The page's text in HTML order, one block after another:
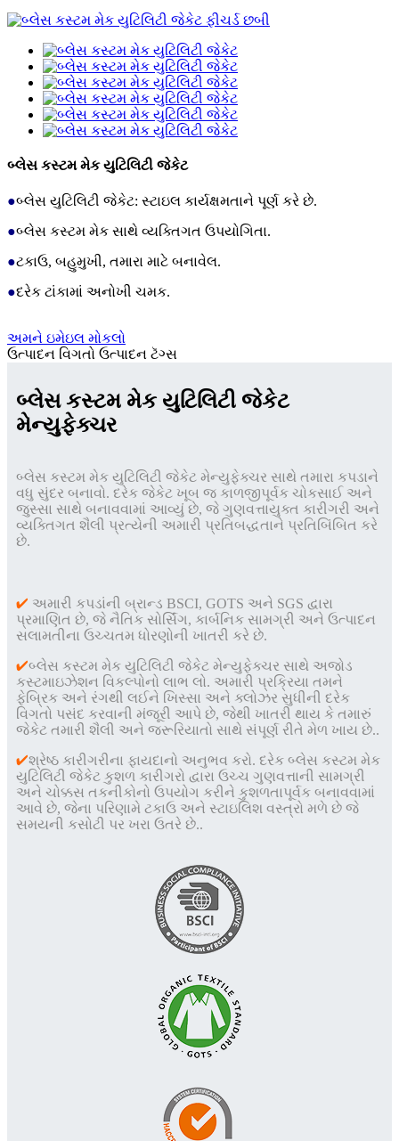
બ્લેસ કસ્ટમ મેક યુટિલિટી જેકેટ
●બ્લેસ યુટિલિટી જેકેટ: સ્ટાઇલ કાર્યક્ષમતાને પૂર્ણ કરે છે.
●બ્લેસ કસ્ટમ મેક સાથે વ્યક્તિગત ઉપયોગિતા.
●ટકાઉ, બહુમુખી, તમારા માટે બનાવેલ.
●દરેક ટાંકામાં અનોખી ચમક.
અમને ઇમેઇલ મોકલો
ઉત્પાદન વિગતો ઉત્પાદન ટૅગ્સ
બ્લેસ કસ્ટમ મેક યુટિલિટી જેકેટ
મેન્યુફેક્ચર
બ્લેસ કસ્ટમ મેક યુટિલિટી જેકેટ મેન્યુફેક્ચર સાથે તમારા કપડાને
વધુ સુંદર બનાવો. દરેક જેકેટ ખૂબ જ કાળજીપૂર્વક ચોકસાઈ અને
જુસ્સા સાથે બનાવવામાં આવ્યું છે, જે ગુણવત્તાયુક્ત કારીગરી અને
વ્યક્તિગત શૈલી પ્રત્યેની અમારી પ્રતિબદ્ધતાને પ્રતિબિંબિત કરે
છે.
✔ અમારી કપડાંની બ્રાન્ડ BSCI, GOTS અને SGS દ્વારા
પ્રમાણિત છે, જે નૈતિક સોર્સિંગ, કાર્બનિક સામગ્રી અને ઉત્પાદન
સલામતીના ઉચ્ચતમ ધોરણોની ખાતરી કરે છે.
✔બ્લેસ કસ્ટમ મેક યુટિલિટી જેકેટ મેન્યુફેક્ચર સાથે અજોડ
કસ્ટમાઇઝેશન વિકલ્પોનો લાભ લો. અમારી પ્રક્રિયા તમને
ફેબ્રિક અને રંગથી લઈને ખિસ્સા અને ક્લોઝર સુધીની દરેક
વિગતો પસંદ કરવાની મંજૂરી આપે છે, જેથી ખાતરી થાય કે તમારું
જેકેટ તમારી શૈલી અને જરૂરિયાતો સાથે સંપૂર્ણ રીતે મેળ ખાય છે..
✔શ્રેષ્ઠ કારીગરીના ફાયદાનો અનુભવ કરો. દરેક બ્લેસ કસ્ટમ મેક
યુટિલિટી જેકેટ કુશળ કારીગરો દ્વારા ઉચ્ચ ગુણવત્તાની સામગ્રી
અને ચોક્કસ તકનીકોનો ઉપયોગ કરીને કુશળતાપૂર્વક બનાવવામાં
આવે છે, જેના પરિણામે ટકાઉ અને સ્ટાઇલિશ વસ્ત્રો મળે છે જે
સમયની કસોટી પર ખરા ઉતરે છે..